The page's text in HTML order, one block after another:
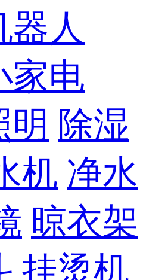
器人
家电
明 除湿
机 净水
晾衣架
挂烫机